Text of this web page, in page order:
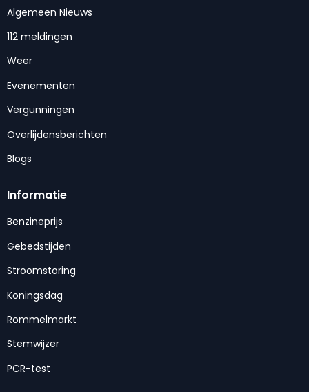
Algemeen Nieuws
112 meldingen
Weer
Evenementen
Vergunningen
Overlijdensberichten
Blogs
Informatie
Benzineprijs
Gebedstijden
Stroomstoring
Koningsdag
Rommelmarkt
Stemwijzer
PCR-test